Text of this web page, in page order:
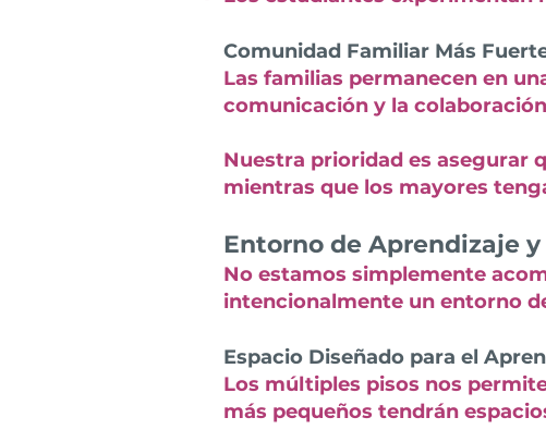
Comunidad Familiar Más
Las familias permanecen en
comunicación y la
Nuestra prioridad es asegurar
mientras que los mayores
Entorno de Aprendizaje
No estamos simplemente
intencionalmente un entorno
Espacio Diseñado para el
Los múltiples pisos nos
más pequeños tendrán